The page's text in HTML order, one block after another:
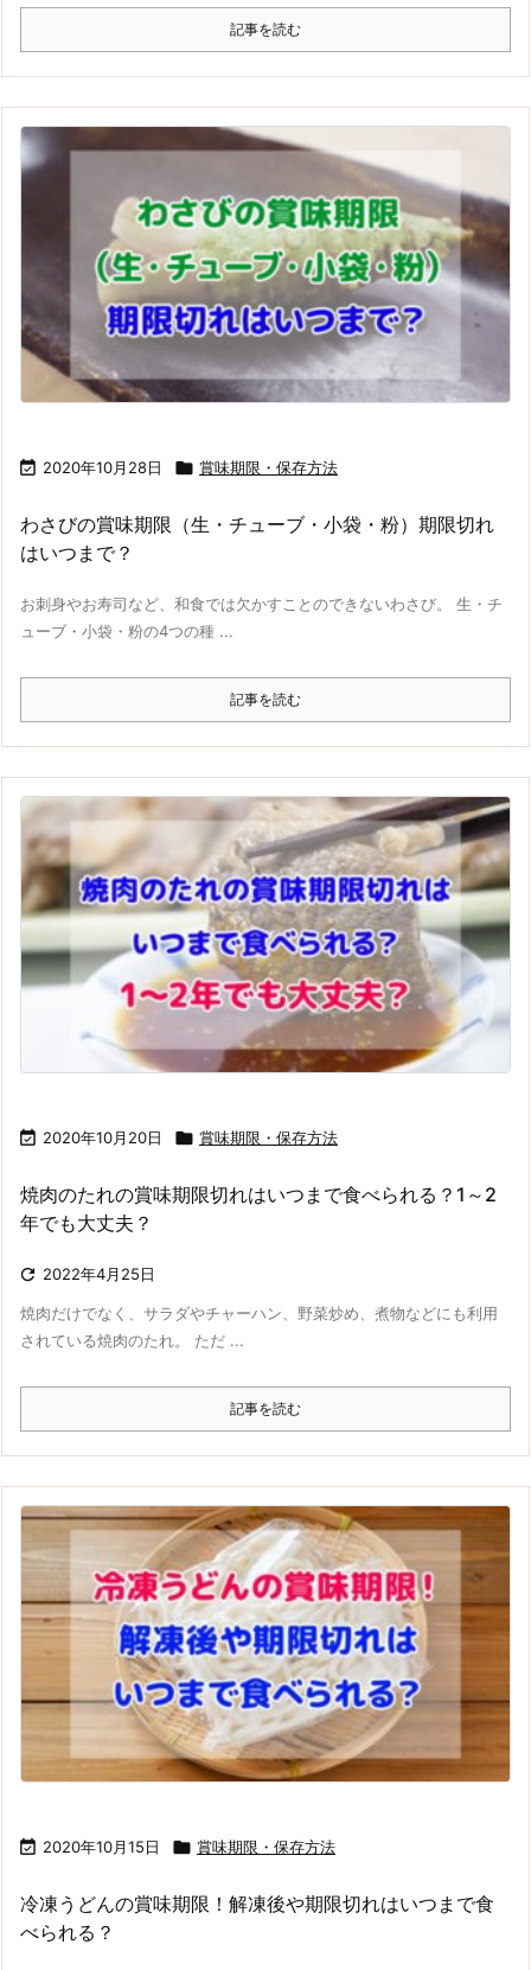
記事を読む
 2020年10月28日  賞味期限・保存方法
わさびの賞味期限（生・チューブ・小袋・粉）期限切れ
はいつまで？
お刺身やお寿司など、和食では欠かすことのできないわさび。 生・チ
ューブ・小袋・粉の4つの種 ...
記事を読む
 2020年10月20日  賞味期限・保存方法
焼肉のたれの賞味期限切れはいつまで食べられる？1～2
年でも大丈夫？
 2022年4月25日
焼肉だけでなく、サラダやチャーハン、野菜炒め、煮物などにも利用
されている焼肉のたれ。 ただ ...
記事を読む
 2020年10月15日  賞味期限・保存方法
冷凍うどんの賞味期限！解凍後や期限切れはいつまで食
べられる？